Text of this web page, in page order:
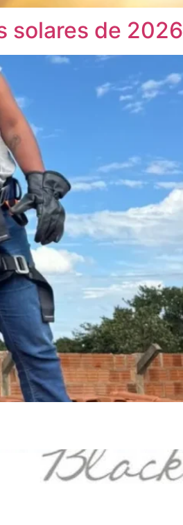
solares de 2026